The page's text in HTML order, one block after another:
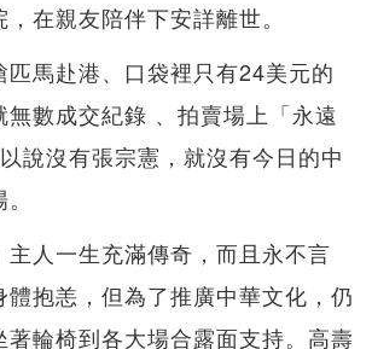
在親友陪伴下安詳離世。
匹馬赴港、口袋裡只有24美元的
數成交紀錄 、拍賣場上「永遠
說沒有張宗憲，就沒有今日的中
主人一生充滿傳奇，而且永不言
抱恙，但為了推廣中華文化，仍
著輪椅到各大場合露面支持。高壽